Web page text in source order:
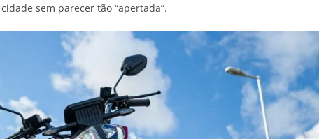
sem parecer tão “apertada”.